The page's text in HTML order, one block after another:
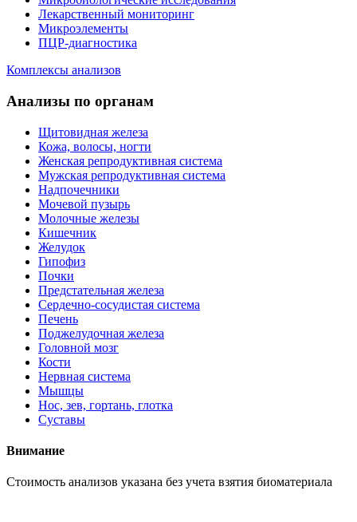
Лекарственный мониторинг
Микроэлементы
ПЦР-диагностика
Комплексы анализов
Анализы по органам
Щитовидная железа
Кожа, волосы, ногти
Женская репродуктивная система
Мужская репродуктивная система
Надпочечники
Мочевой пузырь
Молочные железы
Кишечник
Желудок
Гипофиз
Почки
Предстательная железа
Сердечно-сосудистая система
Печень
Поджелудочная железа
Головной мозг
Кости
Нервная система
Мышцы
Нос, зев, гортань, глотка
Суставы
Внимание
Cтоимость анализов указана без учета взятия биоматериала